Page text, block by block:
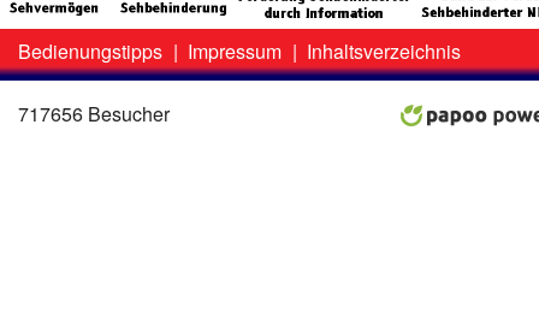
Zweit-
Menü
Bedienungstipps | Impressum | Inhaltsverzeichnis
717656 Besucher